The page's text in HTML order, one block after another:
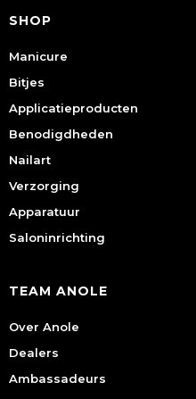
SHOP
Manicure
Bitjes
Applicatieproducten
Benodigdheden
Nailart
Verzorging
Apparatuur
Saloninrichting
TEAM ANOLE
Over Anole
Dealers
Ambassadeurs